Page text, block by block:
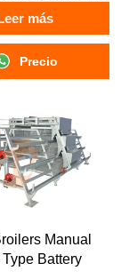
engorde de 1 a
listos para el
es de más de
número de
es
+234
más
Precio
Manual
Battery